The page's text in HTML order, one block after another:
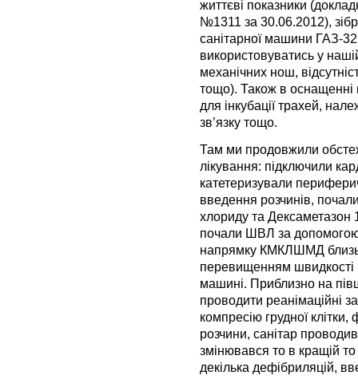
життєві показники
№1311 за 30.06.2012),
санітарної машини ГАЗ-
використовуватись у
механічних нош,
тощо). Також в оснащенні
для інкубації трахей,
зв’язку тощо.
Там ми продовжили
лікування: підключили
катетеризували
введення розчинів,
хлориду та Дексаметазон
почали ШВЛ за
напрямку КМКЛШМД
перевищенням швидкості
машині. Приблизно на
проводити реанімаційні
компресію грудної
розчини, санітар
змінювався то в кращій
декілька дефібриляцій,